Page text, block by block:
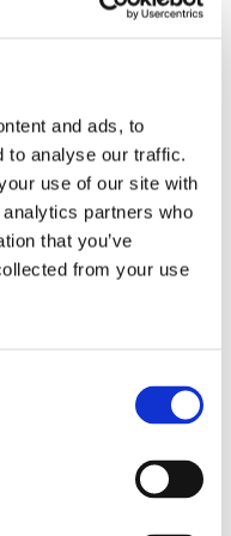
and ads, to
to analyse our traffic.
use of our site with
partners who
that you’ve
from your use
men